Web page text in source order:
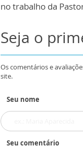
no trabalho da
Seja o
Os comentários e
site.
Seu nome
Seu comentário